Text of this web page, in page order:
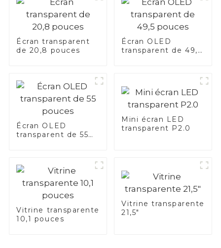
Écran transparent
de 20,8 pouces
Écran OLED
transparent de 49,5
Écran OLED
transparent de 55
Mini écran LED
transparent P2.0
Vitrine transparente
10,1 pouces
Vitrine transparente
21,5"